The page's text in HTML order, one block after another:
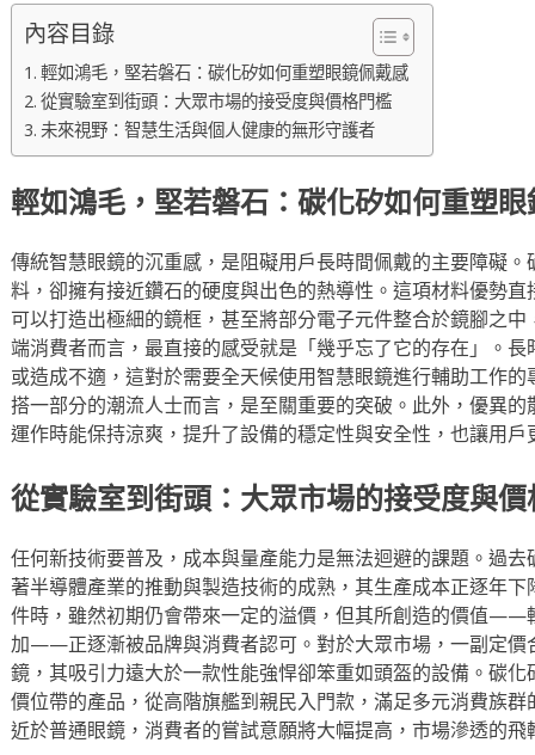
內容目錄
輕如鴻毛，堅若磐石：碳化矽如何重塑眼鏡佩戴感
從實驗室到街頭：大眾市場的接受度與價格門檻
未來視野：智慧生活與個人健康的無形守護者
輕如鴻毛，堅若磐石：碳化矽如何重塑
傳統智慧眼鏡的沉重感，是阻礙用戶長時間佩戴的主要障礙
料，卻擁有接近鑽石的硬度與出色的熱導性。這項材料優勢
可以打造出極細的鏡框，甚至將部分電子元件整合於鏡腳之
端消費者而言，最直接的感受就是「幾乎忘了它的存在」。
或造成不適，這對於需要全天候使用智慧眼鏡進行輔助工作
搭一部分的潮流人士而言，是至關重要的突破。此外，優異
運作時能保持涼爽，提升了設備的穩定性與安全性，也讓用
從實驗室到街頭：大眾市場的接受度與
任何新技術要普及，成本與量產能力是無法迴避的課題。過
著半導體產業的推動與製造技術的成熟，其生產成本正逐年
件時，雖然初期仍會帶來一定的溢價，但其所創造的價值——
加——正逐漸被品牌與消費者認可。對於大眾市場，一副定價
鏡，其吸引力遠大於一款性能強悍卻笨重如頭盔的設備。碳
價位帶的產品，從高階旗艦到親民入門款，滿足多元消費族
近於普通眼鏡，消費者的嘗試意願將大幅提高，市場滲透的飛